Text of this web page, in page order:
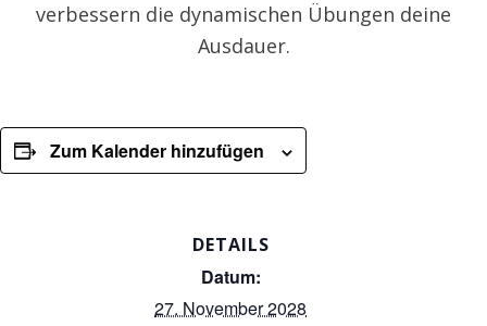
verbessern die dynamischen Übungen deine
Ausdauer.
Zum Kalender hinzufügen
DETAILS
Datum:
27. November 2028